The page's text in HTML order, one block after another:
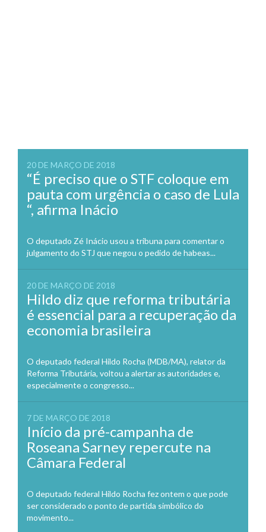
20 DE MARÇO DE 2018
“É preciso que o STF coloque em
pauta com urgência o caso de Lula
“, afirma Inácio
O deputado Zé Inácio usou a tribuna para comentar o
julgamento do STJ que negou o pedido de habeas...
20 DE MARÇO DE 2018
Hildo diz que reforma tributária
é essencial para a recuperação da
economia brasileira
O deputado federal Hildo Rocha (MDB/MA), relator da
Reforma Tributária, voltou a alertar as autoridades e,
especialmente o congresso...
7 DE MARÇO DE 2018
Início da pré-campanha de
Roseana Sarney repercute na
Câmara Federal
O deputado federal Hildo Rocha fez ontem o que pode
ser considerado o ponto de partida simbólico do
movimento...